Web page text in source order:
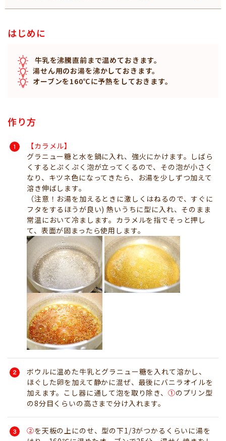
はじめに
牛乳を沸騰直前まで温めておきます。
湯せん用のお湯を沸かしておきます。
オーブンを160℃に予熱をしておきます。
作り方
【カラメル】
グラニュー糖と水を鍋に入れ、強火にかけます。しばら
くするとぷくぷく泡が立ってくるので、その泡が小さく
なり、キツネ色になってきたら、お湯を少しずつ加えて
溶き伸ばします。
（注意！お湯を加えるときに激しくはねるので、すぐに
フタをするほうが良い) 熱いうちに型に入れ、そのまま
常温において冷まします。カラメルを指でそっと押し
て、表面が固まったら使用します。
ボウルに温めた牛乳とグラニュー糖を入れて溶かし、
ほぐした卵を加えて静かに混ぜ、最後にバニラオイルを
加えます。こし器に通して泡を取り除き、 ①のプリン型
の8分目くらいの高さまで分け入れます。
②を天板の上にのせ、型の下1/3がつかるくらいに湯を